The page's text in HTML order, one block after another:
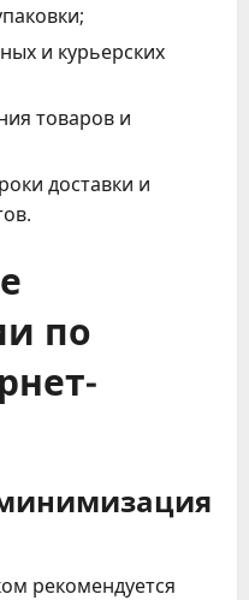
и курьерских
товаров и
доставки и
по
рекомендуется